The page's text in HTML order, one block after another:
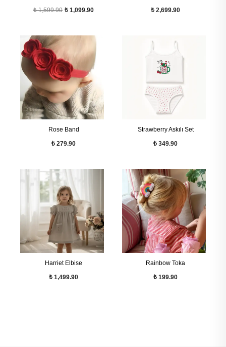
₺ 1,599.90 ₺ 1,099.90
₺ 2,699.90
Rose Band
₺ 279.90
Strawberry Askılı Set
₺ 349.90
Harriet Elbise
₺ 1,499.90
Rainbow Toka
₺ 199.90